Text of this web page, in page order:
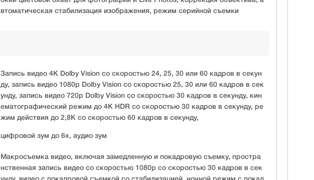
втоматическая стабилизация изображения, режим серийной съемки
Запись видео 4K Dolby Vision со скоростью 24, 25, 30 или 60 кадров в секун
ду, запись видео 1080p Dolby Vision со скоростью 25, 30 или 60 кадров в сек
унду, запись видео 720p Dolby Vision со скоростью 30 кадров в секунду, кин
ематографический режим до 4K HDR со скоростью 30 кадров в секунду, ре
жим действия до 2,8K со скоростью 60 кадров в секунду,
цифровой зум до 6x, аудио зум
Макросъемка видео, включая замедленную и покадровую съемку, простра
нственная запись видео со скоростью 1080p со скоростью 30 кадров в сек